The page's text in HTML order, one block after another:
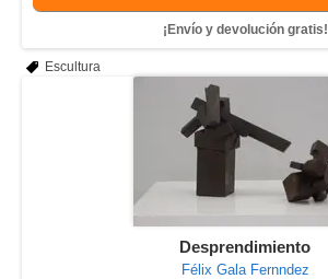
¡Envío y devolución gratis!
Escultura
Desprendimiento
Félix Gala Fernndez